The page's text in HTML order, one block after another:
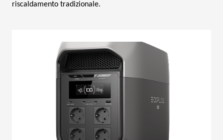
riscaldamento tradizionale.